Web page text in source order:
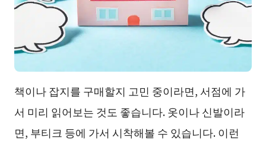
책이나 잡지를 구매할지 고민 중이라면, 서점에 가
서 미리 읽어보는 것도 좋습니다. 옷이나 신발이라
면, 부티크 등에 가서 시착해볼 수 있습니다. 이런